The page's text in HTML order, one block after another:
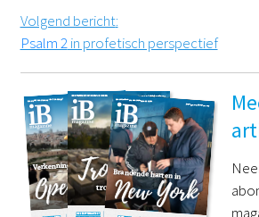
Volgend bericht:
Psalm 2in profetisch perspectief